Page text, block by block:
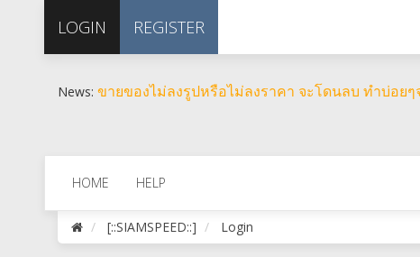
LOGIN REGISTER
News: ขายของไม่ลงรูปหรือไม่ลงราคา จะโดนลบ ทำบ่อย
HOME HELP
[::SIAMSPEED::] Login